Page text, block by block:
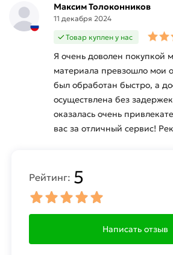
Максим Толоконников
11 декабря 2024
Товар куплен у нас
Я очень доволен покупкой
материала превзошло мои
был обработан быстро, а
осуществлена без
оказалась очень
вас за отличный сервис!
Рейтинг: 5
Написать отзыв